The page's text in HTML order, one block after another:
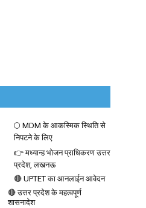
🌕 MDM के आकस्मिक स्थिति से
निपटने के लिए
👉 मध्यान्ह भोजन प्राधिकरण उत्तर
प्रदेश, लखनऊ
🔴 UPTET का आनलाईन आवेदन
🔴 उत्तर प्रदेश के महत्वपूर्ण
शासनादेश